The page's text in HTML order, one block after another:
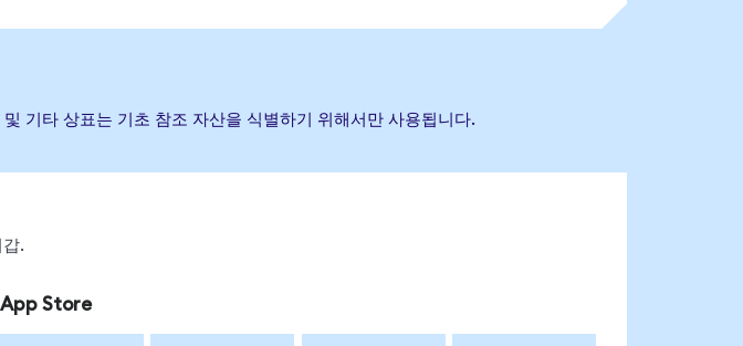
기타 상표는 기초 참조 자산을 식별하기 위해서만 사용됩니다.
.
App Store